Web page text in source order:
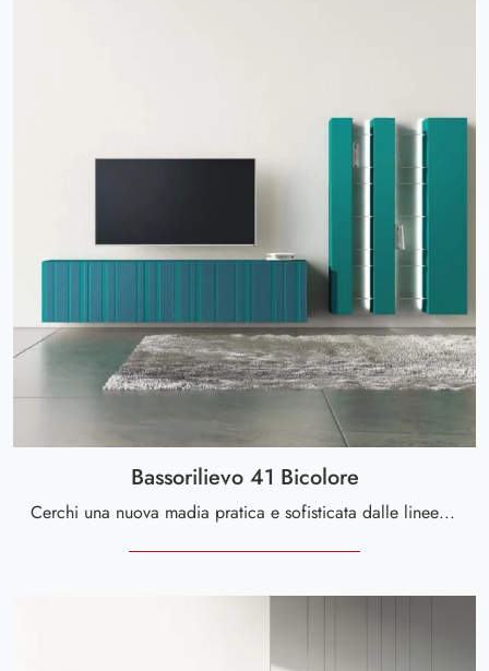
Bassorilievo 41 Bicolore
Cerchi una nuova madia pratica e sofisticata dalle linee moderne? Ti presentiamo il modello Bassorilievo 41 Bicolore di Voltan, realizzato in ...